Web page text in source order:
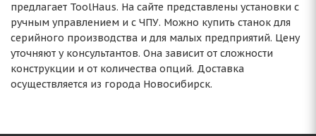
предлагает ToolHaus. На сайте представлены установки с
ручным управлением и с ЧПУ. Можно купить станок для
серийного производства и для малых предприятий. Цену
уточняют у консультантов. Она зависит от сложности
конструкции и от количества опций. Доставка
осуществляется из города Новосибирск.